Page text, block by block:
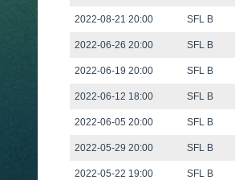
2022-08-21 20:00 SFL B
2022-06-26 20:00 SFL B
2022-06-19 20:00 SFL B
2022-06-12 18:00 SFL B
2022-06-05 20:00 SFL B
2022-05-29 20:00 SFL B
2022-05-22 19:00 SFL B